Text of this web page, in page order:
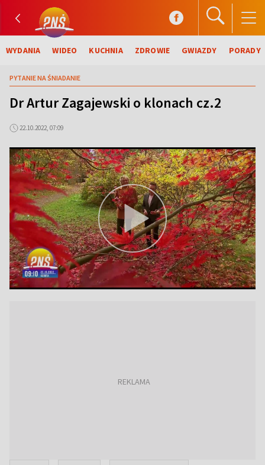
WYDANIA WIDEO KUCHNIA ZDROWIE GWIAZDY PORADY
PYTANIE NA ŚNIADANIE
Dr Artur Zagajewski o klonach cz.2
22.10.2022, 07:09